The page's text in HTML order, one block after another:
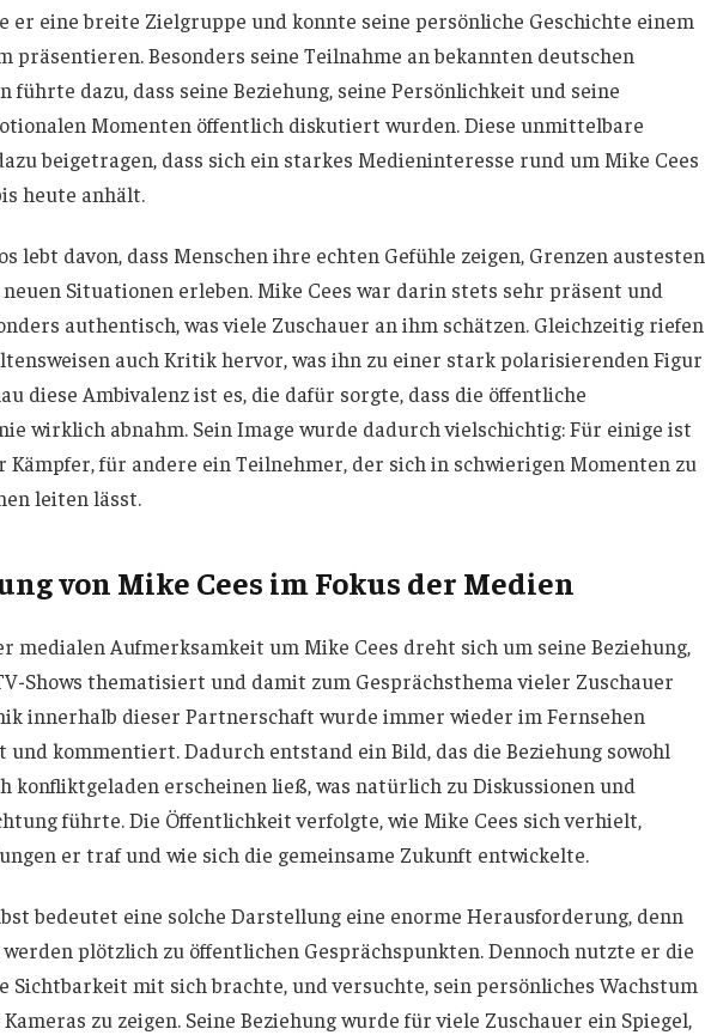
er eine breite Zielgruppe und konnte seine persönliche Geschichte einem
präsentieren. Besonders seine Teilnahme an bekannten deutschen
führte dazu, dass seine Beziehung, seine Persönlichkeit und seine
Momenten öffentlich diskutiert wurden. Diese unmittelbare
beigetragen, dass sich ein starkes Medieninteresse rund um Mike Cees
heute anhält.
lebt davon, dass Menschen ihre echten Gefühle zeigen, Grenzen austesten
Situationen erleben. Mike Cees war darin stets sehr präsent und
authentisch, was viele Zuschauer an ihm schätzen. Gleichzeitig riefen
auch Kritik hervor, was ihn zu einer stark polarisierenden Figur
diese Ambivalenz ist es, die dafür sorgte, dass die öffentliche
wirklich abnahm. Sein Image wurde dadurch vielschichtig: Für einige ist
Kämpfer, für andere ein Teilnehmer, der sich in schwierigen Momenten zu
leiten lässt.
von Mike Cees im Fokus der Medien
medialen Aufmerksamkeit um Mike Cees dreht sich um seine Beziehung,
Shows thematisiert und damit zum Gesprächsthema vieler Zuschauer
innerhalb dieser Partnerschaft wurde immer wieder im Fernsehen
und kommentiert. Dadurch entstand ein Bild, das die Beziehung sowohl
konfliktgeladen erscheinen ließ, was natürlich zu Diskussionen und
führte. Die Öffentlichkeit verfolgte, wie Mike Cees sich verhielt,
er traf und wie sich die gemeinsame Zukunft entwickelte.
bedeutet eine solche Darstellung eine enorme Herausforderung, denn
plötzlich zu öffentlichen Gesprächspunkten. Dennoch nutzte er die
Sichtbarkeit mit sich brachte, und versuchte, sein persönliches Wachstum
zu zeigen. Seine Beziehung wurde für viele Zuschauer ein Spiegel,